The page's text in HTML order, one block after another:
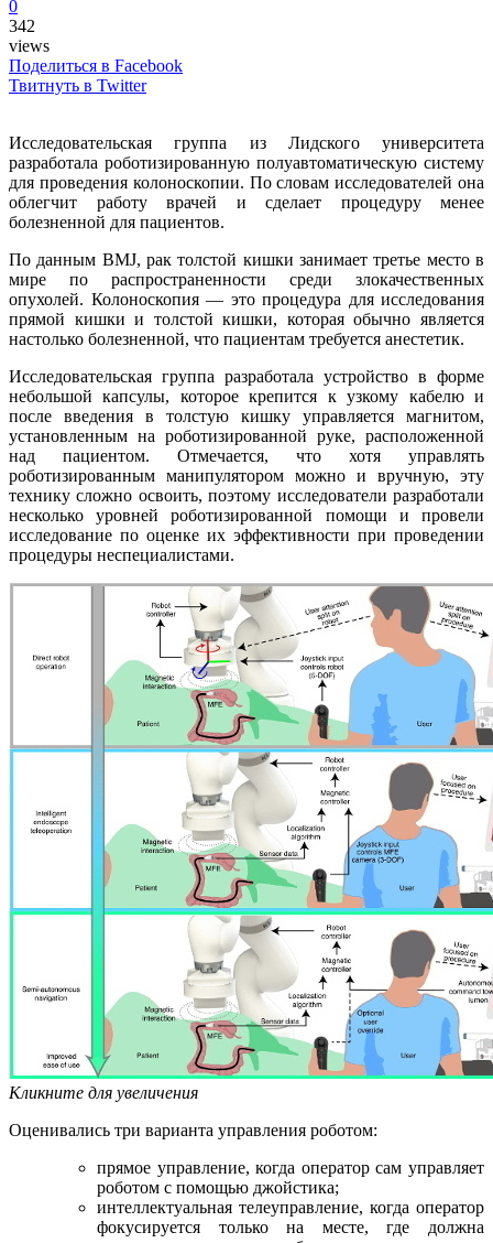
0
342
views
Поделиться в Facebook
Твитнуть в Twitter
Исследовательская группа из Лидского университета
разработала роботизированную полуавтоматическую систему
для проведения колоноскопии. По словам исследователей она
облегчит работу врачей и сделает процедуру менее
болезненной для пациентов.
По данным BMJ, рак толстой кишки занимает третье место в
мире по распространенности среди злокачественных
опухолей. Колоноскопия — это процедура для исследования
прямой кишки и толстой кишки, которая обычно является
настолько болезненной, что пациентам требуется анестетик.
Исследовательская группа разработала устройство в форме
небольшой капсулы, которое крепится к узкому кабелю и
после введения в толстую кишку управляется магнитом,
установленным на роботизированной руке, расположенной
над пациентом. Отмечается, что хотя управлять
роботизированным манипулятором можно и вручную, эту
технику сложно освоить, поэтому исследователи разработали
несколько уровней роботизированной помощи и провели
исследование по оценке их эффективности при проведении
процедуры неспециалистами.
Кликните для увеличения
Оценивались три варианта управления роботом:
прямое управление, когда оператор сам управляет
роботом с помощью джойстика;
интеллектуальная телеуправление, когда оператор
фокусируется только на месте, где должна